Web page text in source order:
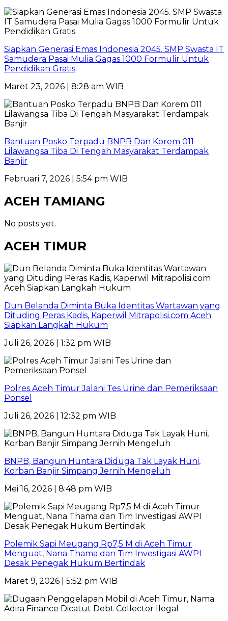
Siapkan Generasi Emas Indonesia 2045. SMP Swasta IT
Samudera Pasai Mulia Gagas 1000 Formulir Untuk
Pendidikan Gratis
Maret 23, 2026 | 8:28 am WIB
Bantuan Posko Terpadu BNPB Dan Korem 011
Lilawangsa Tiba Di Tengah Masyarakat Terdampak
Banjir
Februari 7, 2026 | 5:54 pm WIB
ACEH TAMIANG
No posts yet.
ACEH TIMUR
Dun Belanda Diminta Buka Identitas Wartawan yang
Dituding Peras Kadis, Kaperwil Mitrapolisi.com Aceh
Siapkan Langkah Hukum
Juli 26, 2026 | 1:32 pm WIB
Polres Aceh Timur Jalani Tes Urine dan Pemeriksaan
Ponsel
Juli 26, 2026 | 12:32 pm WIB
BNPB, Bangun Huntara Diduga Tak Layak Huni,
Korban Banjir Simpang Jernih Mengeluh
Mei 16, 2026 | 8:48 pm WIB
Polemik Sapi Meugang Rp7,5 M di Aceh Timur
Menguat, Nana Thama dan Tim Investigasi AWPI
Desak Penegak Hukum Bertindak
Maret 9, 2026 | 5:52 pm WIB